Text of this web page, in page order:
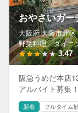
おやさいガ
大阪府 大阪市北区
野菜料理、ダイニ
3.47
阪急うめだ本店
アルバイト募集
新着 フルタイム